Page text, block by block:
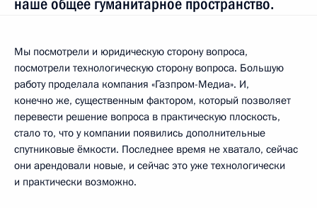
наше общее гуманитарное пространство.
Мы посмотрели и юридическую сторону вопроса,
посмотрели технологическую сторону вопроса. Большую
работу проделала компания «Газпром-Медиа». И,
конечно же, существенным фактором, который позволяет
перевести решение вопроса в практическую плоскость,
стало то, что у компании появились дополнительные
спутниковые ёмкости. Последнее время не хватало, сейчас
они арендовали новые, и сейчас это уже технологически
и практически возможно.